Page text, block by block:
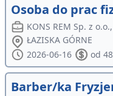
Osoba do prac
KONS REM Sp. z
ŁAZISKA GÓRNE
2026-06-16
od
Barber/ka